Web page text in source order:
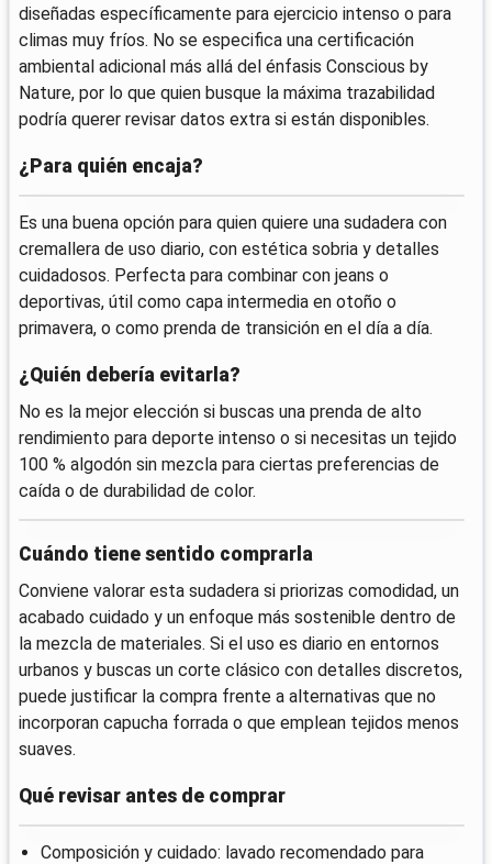
diseñadas específicamente para ejercicio intenso o para
climas muy fríos. No se especifica una certificación
ambiental adicional más allá del énfasis Conscious by
Nature, por lo que quien busque la máxima trazabilidad
podría querer revisar datos extra si están disponibles.
¿Para quién encaja?
Es una buena opción para quien quiere una sudadera con
cremallera de uso diario, con estética sobria y detalles
cuidadosos. Perfecta para combinar con jeans o
deportivas, útil como capa intermedia en otoño o
primavera, o como prenda de transición en el día a día.
¿Quién debería evitarla?
No es la mejor elección si buscas una prenda de alto
rendimiento para deporte intenso o si necesitas un tejido
100 % algodón sin mezcla para ciertas preferencias de
caída o de durabilidad de color.
Cuándo tiene sentido comprarla
Conviene valorar esta sudadera si priorizas comodidad, un
acabado cuidado y un enfoque más sostenible dentro de
la mezcla de materiales. Si el uso es diario en entornos
urbanos y buscas un corte clásico con detalles discretos,
puede justificar la compra frente a alternativas que no
incorporan capucha forrada o que emplean tejidos menos
suaves.
Qué revisar antes de comprar
Composición y cuidado: lavado recomendado para